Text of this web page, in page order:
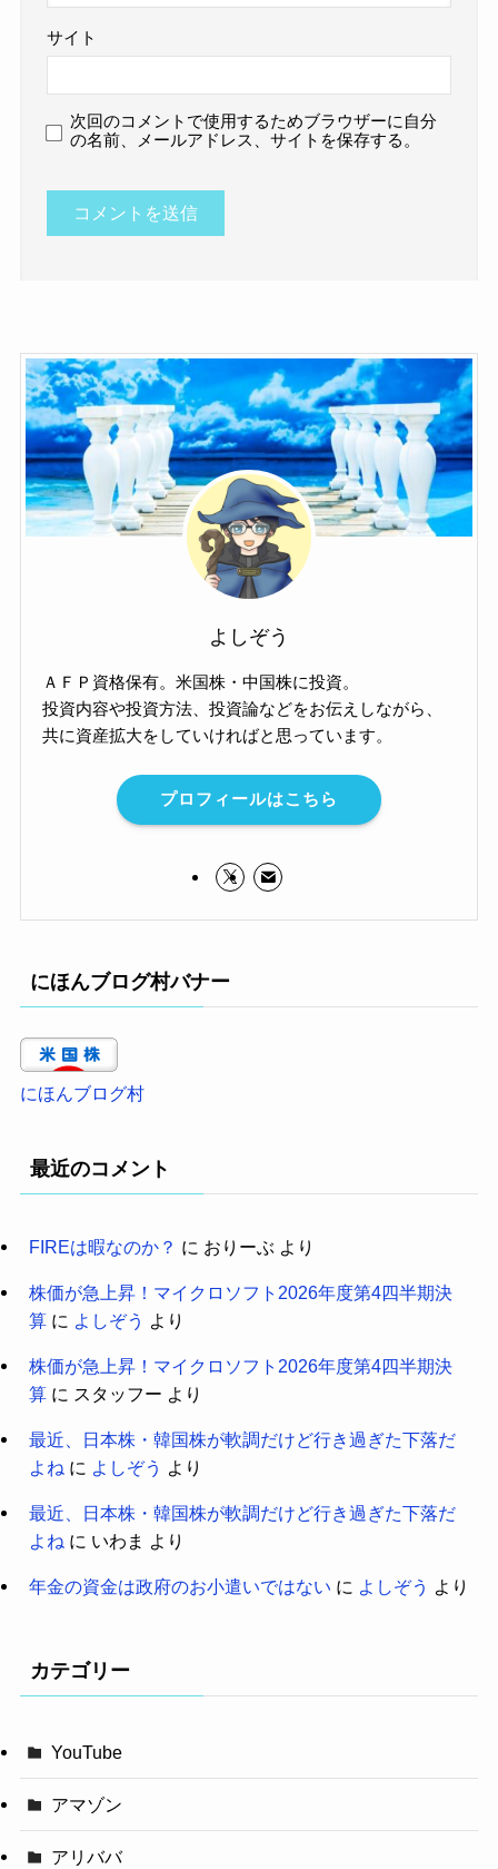
サイト
次回のコメントで使用するためブラウザーに自分
の名前、メールアドレス、サイトを保存する。
よしぞう
ＡＦＰ資格保有。米国株・中国株に投資。
投資内容や投資方法、投資論などをお伝えしながら、
共に資産拡大をしていければと思っています。
プロフィールはこちら
にほんブログ村バナー
にほんブログ村
最近のコメント
FIREは暇なのか？ に おりーぶ より
株価が急上昇！マイクロソフト2026年度第4四半期決
算に よしぞう より
株価が急上昇！マイクロソフト2026年度第4四半期決
算に スタッフー より
最近、日本株・韓国株が軟調だけど行き過ぎた下落だ
よね に よしぞう より
最近、日本株・韓国株が軟調だけど行き過ぎた下落だ
よね に いわま より
年金の資金は政府のお小遣いではない に よしぞう より
カテゴリー
YouTube
アマゾン
アリババ